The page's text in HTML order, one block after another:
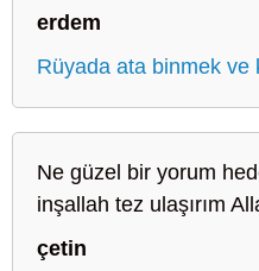
erdem
Rüyada ata binmek ve
Ne güzel bir yorum
inşallah tez ulaşırım
çetin